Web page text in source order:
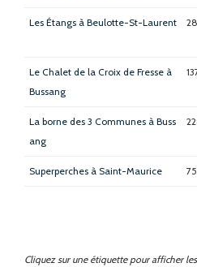
Les Étangs à Beulotte-St-Laurent
Le Chalet de la Croix de Fresse à
Bussang
La borne des 3 Communes à Buss
ang
Superperches à Saint-Maurice
Cliquez sur une étiquette pour afficher